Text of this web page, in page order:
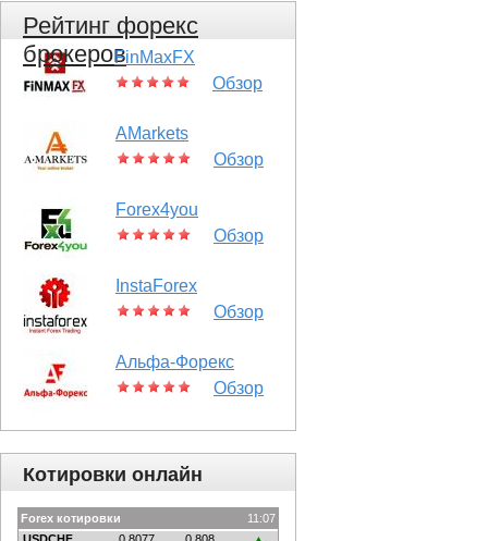
Рейтинг форекс
брокеровFinMaxFX
Обзор
AMarkets
Обзор
Forex4you
Обзор
InstaForex
Обзор
Альфа-Форекс
Обзор
Котировки онлайн